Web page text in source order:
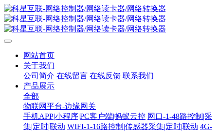
网站首页
关于我们
公司简介 在线留言 在线反馈 联系我们
产品展示
全部
物联网平台-边缘网关
手机APP|小程序|PC客户端|蚂蚁云控 网口-1-48路控制|采
集|定时|联动 WIFI-1-16路控制|传感器采集|定时|联动 4G-